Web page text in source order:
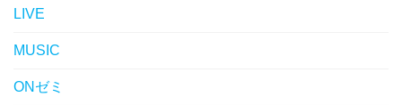
LIVE
MUSIC
ONゼミ